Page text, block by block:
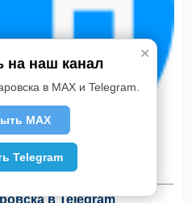
в Telegram
✕
на наш канал
в MAX и Telegram.
MAX
Telegram